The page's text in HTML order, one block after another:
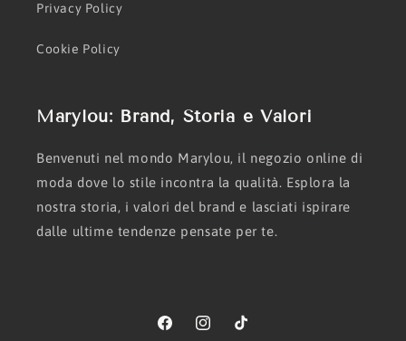
Privacy Policy
Cookie Policy
Marylou: Brand, Storia e Valori
Benvenuti nel mondo Marylou, il negozio online di
moda dove lo stile incontra la qualità. Esplora la
nostra storia, i valori del brand e lasciati ispirare
dalle ultime tendenze pensate per te.
FacebookInstagramTikTok